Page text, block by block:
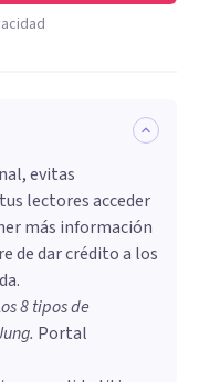
evitas
lectores acceder
más información
de dar crédito a los
8 tipos de
. Portal